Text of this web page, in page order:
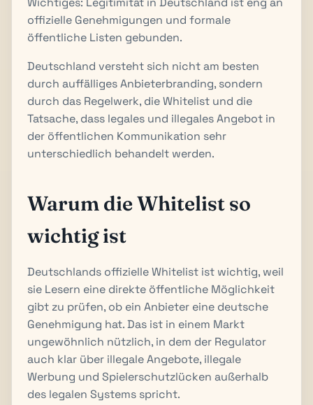
offizielle Genehmigungen und formale
öffentliche Listen gebunden.
Deutschland versteht sich nicht am besten
durch auffälliges Anbieterbranding, sondern
durch das Regelwerk, die Whitelist und die
Tatsache, dass legales und illegales Angebot in
der öffentlichen Kommunikation sehr
unterschiedlich behandelt werden.
Warum die Whitelist so
wichtig ist
Deutschlands offizielle Whitelist ist wichtig, weil
sie Lesern eine direkte öffentliche Möglichkeit
gibt zu prüfen, ob ein Anbieter eine deutsche
Genehmigung hat. Das ist in einem Markt
ungewöhnlich nützlich, in dem der Regulator
auch klar über illegale Angebote, illegale
Werbung und Spielerschutzlücken außerhalb
des legalen Systems spricht.